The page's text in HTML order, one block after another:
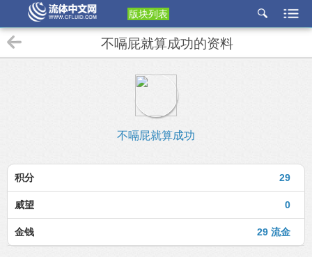
版块列表
etu
不嗝屁就算成功的资料
不嗝屁就算成功
29
积分
0
威望
29 流金
金钱